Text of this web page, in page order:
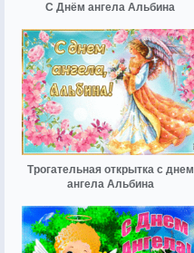
С Днём ангела Альбина
Трогательная открытка с днем
ангела Альбина